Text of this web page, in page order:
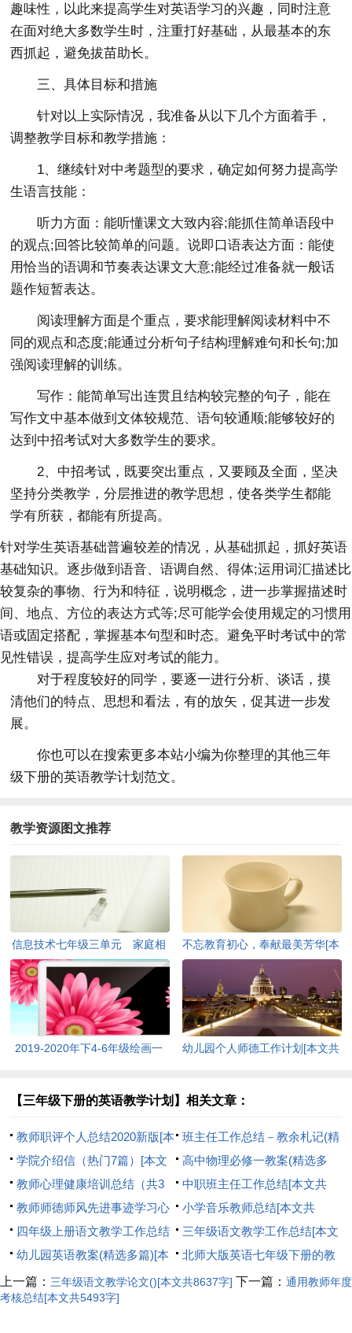
趣味性，以此来提高学生对英语学习的兴趣，同时注意
在面对绝大多数学生时，注重打好基础，从最基本的东
西抓起，避免拔苗助长。
三、具体目标和措施
针对以上实际情况，我准备从以下几个方面着手，
调整教学目标和教学措施：
1、继续针对中考题型的要求，确定如何努力提高学
生语言技能：
听力方面：能听懂课文大致内容;能抓住简单语段中
的观点;回答比较简单的问题。说即口语表达方面：能使
用恰当的语调和节奏表达课文大意;能经过准备就一般话
题作短暂表达。
阅读理解方面是个重点，要求能理解阅读材料中不
同的观点和态度;能通过分析句子结构理解难句和长句;加
强阅读理解的训练。
写作：能简单写出连贯且结构较完整的句子，能在
写作文中基本做到文体较规范、语句较通顺;能够较好的
达到中招考试对大多数学生的要求。
2、中招考试，既要突出重点，又要顾及全面，坚决
坚持分类教学，分层推进的教学思想，使各类学生都能
学有所获，都能有所提高。
针对学生英语基础普遍较差的情况，从基础抓起，抓好英语
基础知识。逐步做到语音、语调自然、得体;运用词汇描述比
较复杂的事物、行为和特征，说明概念，进一步掌握描述时
间、地点、方位的表达方式等;尽可能学会使用规定的习惯用
语或固定搭配，掌握基本句型和时态。避免平时考试中的常
见性错误，提高学生应对考试的能力。
对于程度较好的同学，要逐一进行分析、谈话，摸
清他们的特点、思想和看法，有的放矢，促其进一步发
展。
你也可以在搜索更多本站小编为你整理的其他三年
级下册的英语教学计划范文。
教学资源图文推荐
信息技术七年级三单元 家庭相
册初了解[本文共1335字]
不忘教育初心，奉献最美芳华[本
文共1330字]
2019-2020年下4-6年级绘画一
幼儿园个人师德工作计划[本文共
【三年级下册的英语教学计划】相关文章：
教师职评个人总结2020新版[本
文共8156字]
班主任工作总结－教余札记(精
选多篇)[本文共9076字]
学院介绍信（热门7篇）[本文
共943字]
高中物理必修一教案(精选多
篇)[本文共10823字]
教师心理健康培训总结（共3
篇）[本文共3860字]
中职班主任工作总结[本文共
6562字]
教师师德师风先进事迹学习心
得[本文共7259字]
小学音乐教师总结[本文共
18310字]
四年级上册语文教学工作总结
范本[本文共6189字]
三年级语文教学工作总结[本文
共1426字]
幼儿园英语教案(精选多篇)[本
文共1840字]
北师大版英语七年级下册的教
学计划[本文共4011字]
上一篇： 三年级语文教学论文()[本文共8637字] 下一篇： 通用教师年度
考核总结[本文共5493字]